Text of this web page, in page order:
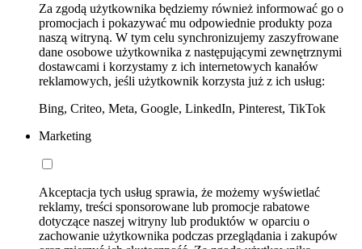
Za zgodą użytkownika będziemy również informować go o
promocjach i pokazywać mu odpowiednie produkty poza
naszą witryną. W tym celu synchronizujemy zaszyfrowane
dane osobowe użytkownika z następującymi zewnętrznymi
dostawcami i korzystamy z ich internetowych kanałów
reklamowych, jeśli użytkownik korzysta już z ich usług:
Bing, Criteo, Meta, Google, LinkedIn, Pinterest, TikTok
Marketing
Akceptacja tych usług sprawia, że możemy wyświetlać
reklamy, treści sponsorowane lub promocje rabatowe
dotyczące naszej witryny lub produktów w oparciu o
zachowanie użytkownika podczas przeglądania i zakupów